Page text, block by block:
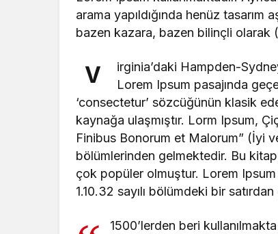
arama yapıldığında henüz tasarım
bazen kazara, bazen bilinçli olarak
V
irginia’daki Hampden-
Lorem Ipsum pasajında
‘consectetur’ sözcüğünün klasik
kaynağa ulaşmıştır. Lorm Ipsum,
Finibus Bonorum et Malorum” (İyi ve
bölümlerinden gelmektedir. Bu
çok popüler olmuştur. Lorem Ipsum
1.10.32 sayılı bölümdeki bir
1500’lerden beri